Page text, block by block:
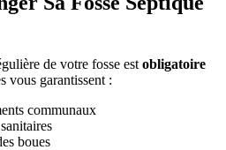
de votre fosse est obligatoire
vous garantissent :
communaux
boues